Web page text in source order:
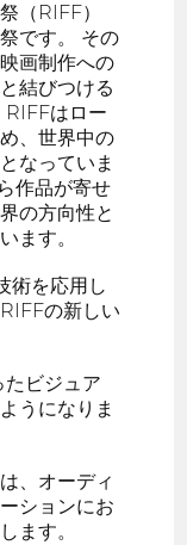
（RIFF）
です。 その
画制作への
結びつける
RIFFはロー
、世界中の
なっていま
作品が寄せ
の方向性と
ます。
術を応用し
の新しい
ビジュア
うになりま
、オーディ
ションにお
ます。